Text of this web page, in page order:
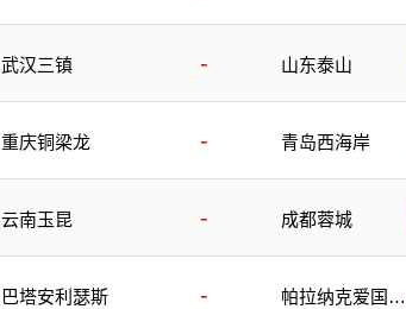
武汉三镇 - 山东泰山
重庆铜梁龙 - 青岛西海岸
云南玉昆 - 成都蓉城
巴塔安利瑟斯 -
帕拉纳克爱国者